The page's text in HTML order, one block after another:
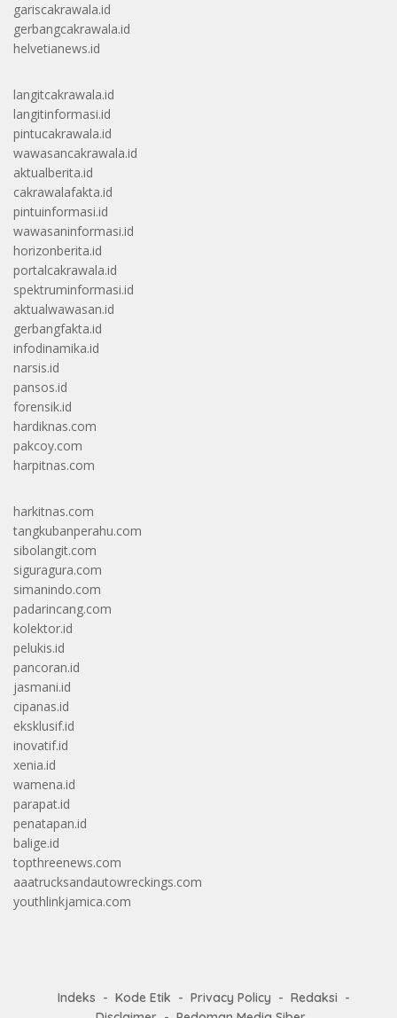
gariscakrawala.id
gerbangcakrawala.id
helvetianews.id
langitcakrawala.id
langitinformasi.id
pintucakrawala.id
wawasancakrawala.id
aktualberita.id
cakrawalafakta.id
pintuinformasi.id
wawasaninformasi.id
horizonberita.id
portalcakrawala.id
spektruminformasi.id
aktualwawasan.id
gerbangfakta.id
infodinamika.id
narsis.id
pansos.id
forensik.id
hardiknas.com
pakcoy.com
harpitnas.com
harkitnas.com
tangkubanperahu.com
sibolangit.com
siguragura.com
simanindo.com
padarincang.com
kolektor.id
pelukis.id
pancoran.id
jasmani.id
cipanas.id
eksklusif.id
inovatif.id
xenia.id
wamena.id
parapat.id
penatapan.id
balige.id
topthreenews.com
aaatrucksandautowreckings.com
youthlinkjamica.com
Indeks Kode Etik Privacy Policy
Redaksi